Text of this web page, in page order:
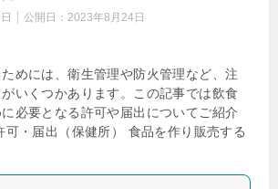
公開日： 2023年8月24日
めには、衛生管理や防火管理など、注
いくつかあります。この記事では飲食
必要となる許可や届出についてご紹介
・届出（保健所） 食品を作り販売する